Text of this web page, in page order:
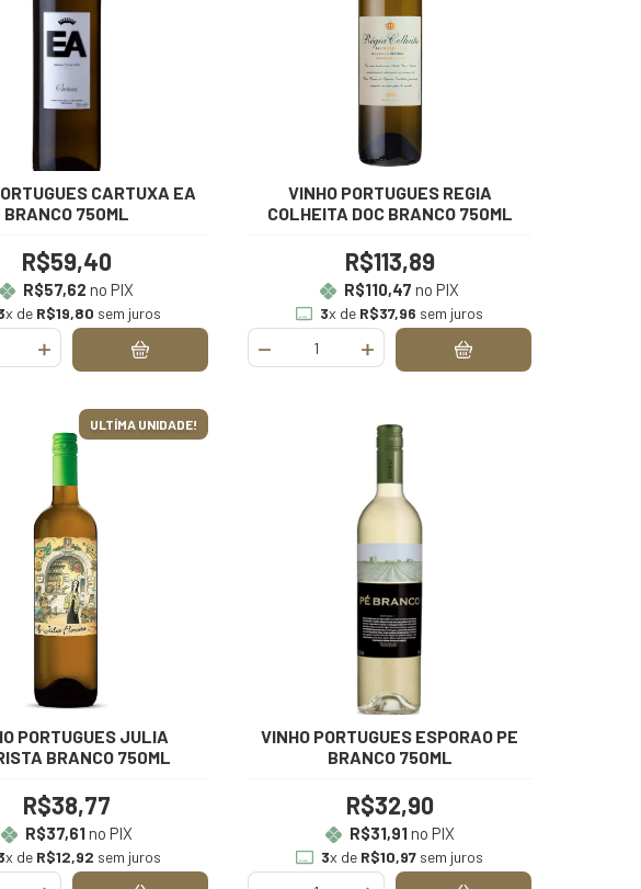
CARTUXA EA
BRANCO 750ML
R$59,40
R$57,62 no PIX
x de R$19,80 sem juros
VINHO PORTUGUES REGIA
COLHEITA DOC BRANCO 750ML
R$113,89
R$110,47 no PIX
3x de R$37,96 sem juros
ULTÍMA UNIDADE!
PORTUGUES JULIA
BRANCO 750ML
R$38,77
R$37,61no PIX
x de R$12,92 sem juros
VINHO PORTUGUES ESPORAO PE
BRANCO 750ML
R$32,90
R$31,91no PIX
3x de R$10,97sem juros